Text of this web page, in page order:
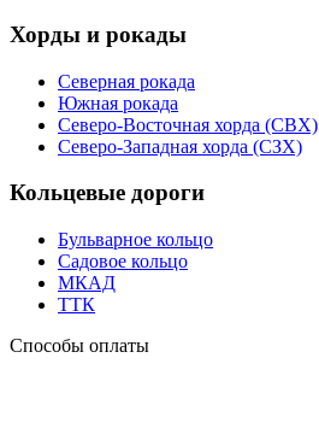
Хорды и рокады
Северная рокада
Южная рокада
Северо-Восточная хорда (СВХ)
Северо-Западная хорда (СЗХ)
Кольцевые дороги
Бульварное кольцо
Садовое кольцо
МКАД
ТТК
Способы оплаты